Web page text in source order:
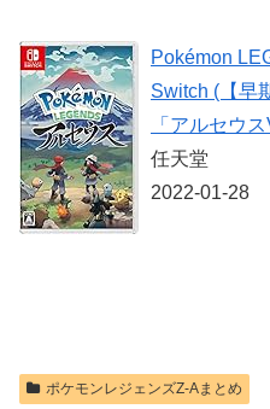
価格：¥9,980
256GB
2(サム
クロ
プレス
限定特
Pokémon
Switch (【早
「アルセウ
任天堂
2022-01-28
ポケモンレジェンズZ-Aまとめ